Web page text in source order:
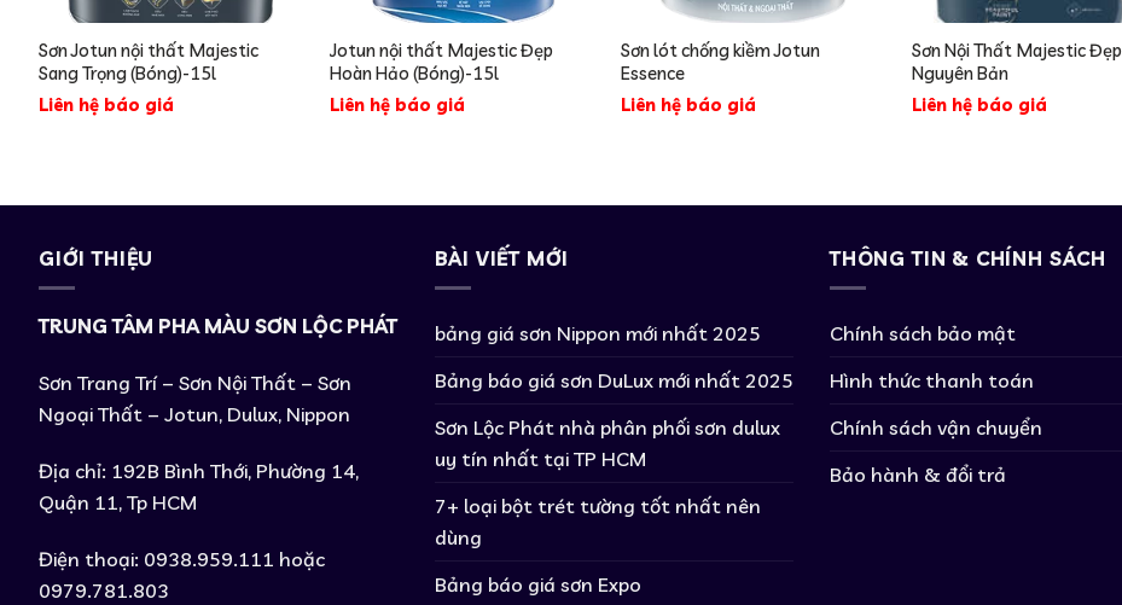
Sơn Jotun nội thất Majestic
Sang Trọng (Bóng)-15l
Liên hệ báo giá
Jotun nội thất Majestic Đẹp
Hoàn Hảo (Bóng)-15l
Liên hệ báo giá
Sơn lót chống kiềm Jotun
Essence
Liên hệ báo giá
Sơn Nội Thất Majestic Đẹp
Nguyên Bản
Liên hệ báo giá
GIỚI THIỆU
TRUNG TÂM PHA MÀU SƠN LỘC PHÁT
Sơn Trang Trí – Sơn Nội Thất – Sơn
Ngoại Thất – Jotun, Dulux, Nippon
Địa chỉ: 192B Bình Thới, Phường 14,
Quận 11, Tp HCM
Điện thoại: 0938.959.111 hoặc
0979.781.803
BÀI VIẾT MỚI
bảng giá sơn Nippon mới nhất 2025
Bảng báo giá sơn DuLux mới nhất 2025
Sơn Lộc Phát nhà phân phối sơn dulux
uy tín nhất tại TP HCM
7+ loại bột trét tường tốt nhất nên
dùng
Bảng báo giá sơn Expo
THÔNG TIN & CHÍNH SÁCH
Chính sách bảo mật
Hình thức thanh toán
Chính sách vận chuyển
Bảo hành & đổi trả